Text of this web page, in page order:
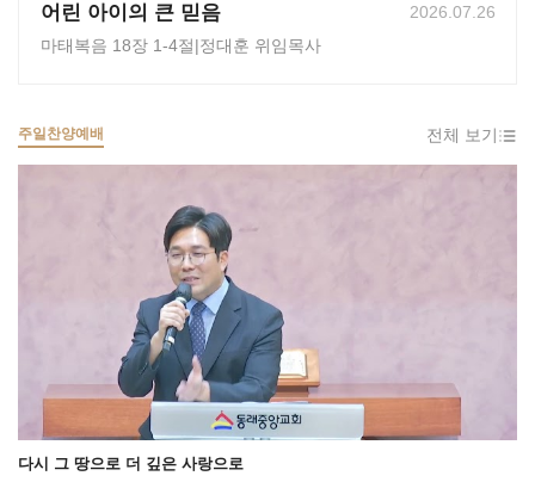
어린 아이의 큰 믿음
마태복음 18장 1-4절|정대훈 위임목사
2026.07.26
주일찬양예배 전체 보기
다시 그 땅으로 더 깊은 사랑으로